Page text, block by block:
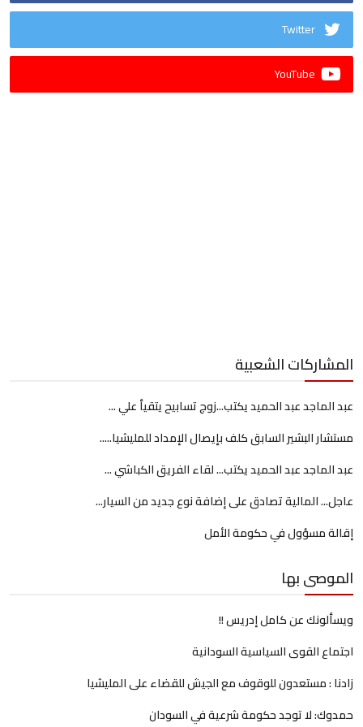
Twitter
YouTube
المشاركات الشعبية
عبد الماجد عبد الحميد يكتب...زوج تسابيح يتقيأ علي ...
مستشار البشير السابق كلف بإيصال الإمداد للمليشيا.....
عبد الماجد عبد الحميد يكتب... لقاء الفريق الكباشي ...
عاجل... المالية تصادق على إضافة نوع جديد من السيار...
إقالة مسؤول في حكومة الأمل
الموصى بها
ويسألونك عن كامل إدريس !!
اجتماع القوى السياسية السودانية
زادنا : مستعدون للوقوف مع الجيش للقضاء على المليشيا
حمدوك: لا توجد حكومة شرعية في السودان